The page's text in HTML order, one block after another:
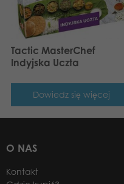
Tactic MasterChef
Indyjska Uczta
Dowiedz się więcej
O NAS
Kontakt